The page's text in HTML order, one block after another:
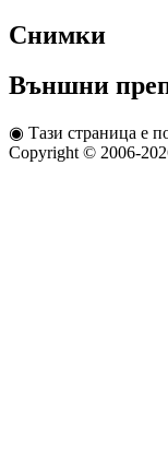
Снимки
Външни
◉ Тази страница е
Copyright © 2006-